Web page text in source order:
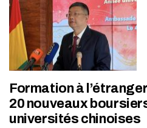
Formation à
20 nouveaux
universités chinoises